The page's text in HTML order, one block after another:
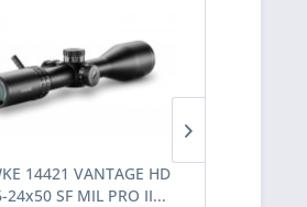
14421 VANTAGE HD
24x50 SF MIL PRO II...